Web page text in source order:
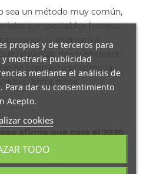
sea un método muy común,
compostables (envase
la alternativa
requieran de un envasado
en buen estado como la
entre otros.
afirma que para el 2030
deberán ser sostenibles.
dicho año, todos los
propias y de terceros para
mostrarle publicidad
mediante el análisis de
Para dar su consentimiento
Acepto.
cookies
TODO